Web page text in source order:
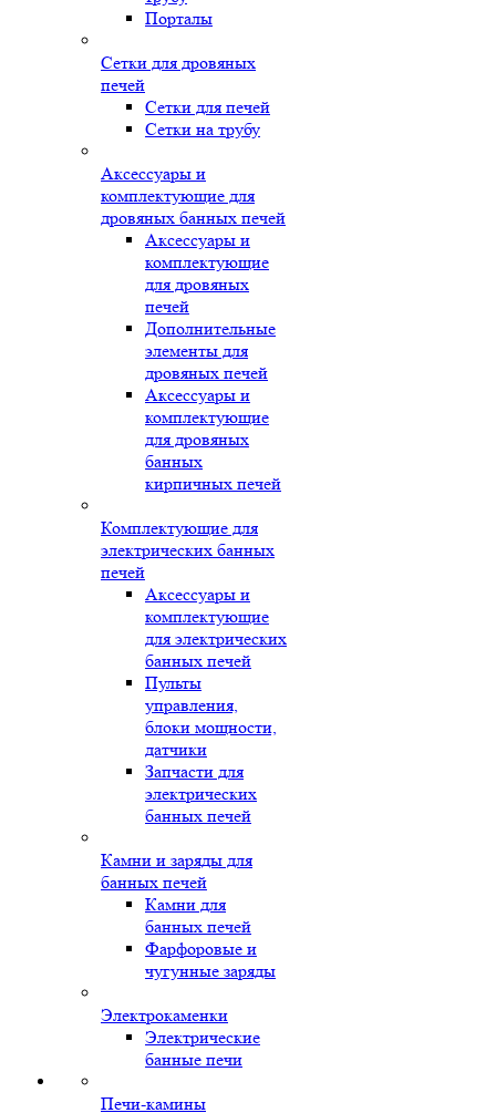
Порталы
Сетки для дровяных
печей
Сетки для печей
Сетки на трубу
Аксессуары и
комплектующие для
дровяных банных печей
Аксессуары и
комплектующие
для дровяных
печей
Дополнительные
элементы для
дровяных печей
Аксессуары и
комплектующие
для дровяных
банных
кирпичных печей
Комплектующие для
электрических банных
печей
Аксессуары и
комплектующие
для электрических
банных печей
Пульты
управления,
блоки мощности,
датчики
Запчасти для
электрических
банных печей
Камни и заряды для
банных печей
Камни для
банных печей
Фарфоровые и
чугунные заряды
Электрокаменки
Электрические
банные печи
Печи-камины